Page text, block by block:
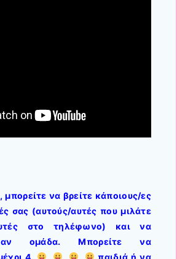
μπορείτε να βρείτε κάποιους/ες
σας (αυτούς/αυτές που μιλάτε
στο τηλέφωνο) και να
ομάδα. Μπορείτε να
4
παιδιά ή να